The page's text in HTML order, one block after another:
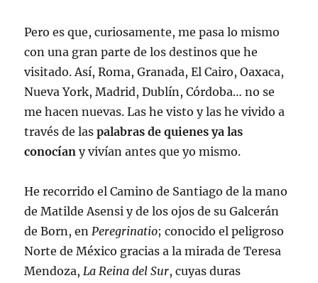
Pero es que, curiosamente, me pasa lo mismo
con una gran parte de los destinos que he
visitado. Así, Roma, Granada, El Cairo, Oaxaca,
Nueva York, Madrid, Dublín, Córdoba… no se
me hacen nuevas. Las he visto y las he vivido a
través de laspalabras de quienes ya las
conocían y vivían antes que yo mismo.
He recorrido el Camino de Santiago de la mano
de Matilde Asensi y de los ojos de su Galcerán
de Born, enPeregrinatio; conocido el peligroso
Norte de México gracias a la mirada de Teresa
Mendoza,La Reina del Sur, cuyas duras